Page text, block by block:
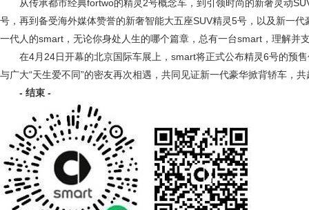
从传承都市经典fortwo的精灵2号概念车，到引领时尚的新奢灵动
号，再到备受海外媒体赞誉的新奢智能大五座SUV精灵5号，以及新一
一代人的smart，无论你身处人生的哪个篇章，总有一台smart，理解并
在4月24日开幕的北京国际车展上，smart将正式公布精灵6号的预
与广大“天生爱不同”的密友再次相遇，共同见证新一代豪华掀背轿车，
- 结束 -